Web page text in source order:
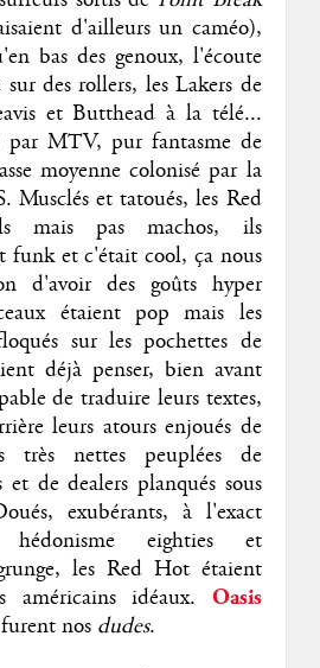
d'ailleurs un caméo),
bas des genoux, l'écoute
des rollers, les Lakers de
et Butthead à la télé...
MTV, pur fantasme de
moyenne colonisé par la
Musclés et tatoués, les Red
mais pas machos, ils
funk et c'était cool, ça nous
d'avoir des goûts hyper
étaient pop mais les
sur les pochettes de
déjà penser, bien avant
de traduire leurs textes,
leurs atours enjoués de
très nettes peuplées de
et de dealers planqués sous
exubérants, à l'exact
eighties et
les Red Hot étaient
américains idéaux. Oasis
nos dudes.